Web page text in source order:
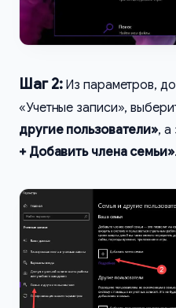
Шаг 2: Из параметров,
«Учетные записи»,
другие пользователи», а
+ Добавить члена семьи».